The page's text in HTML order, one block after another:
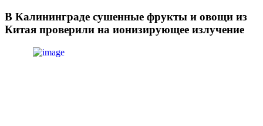
В Калининграде сушенные фрукты и овощи из
Китая проверили на ионизирующее излучение